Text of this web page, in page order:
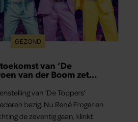
GEZOND
van ‘De
van der Boom zet
van ‘De Toppers’
bezig. Nu René Froger en
de zeventig gaan, klinkt